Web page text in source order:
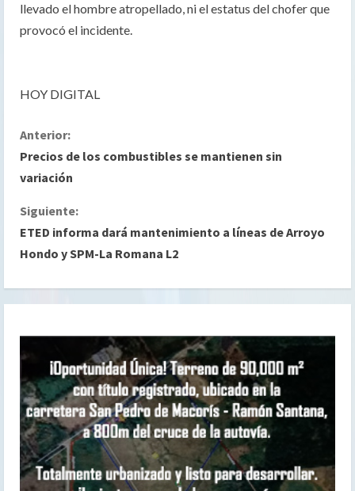
llevado el hombre atropellado, ni el estatus del chofer que
provocó el incidente.
HOY DIGITAL
S
i
g
u
l
e
y
e
n
d
Anterior:
Precios de los combustibles se mantienen sin
variación
Siguiente:
ETED informa dará mantenimiento a líneas de Arroyo
Hondo y SPM-La Romana L2